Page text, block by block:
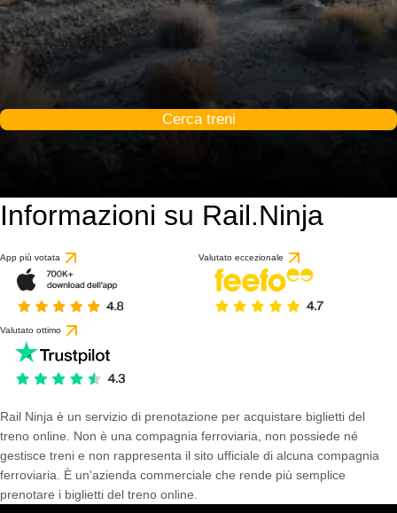
Cerca treni
Informazioni su Rail.Ninja
App più votata Valutato eccezionale
Valutato ottimo
Rail Ninja è un servizio di prenotazione per acquistare biglietti del
treno online. Non è una compagnia ferroviaria, non possiede né
gestisce treni e non rappresenta il sito ufficiale di alcuna compagnia
ferroviaria. È un'azienda commerciale che rende più semplice
prenotare i biglietti del treno online.